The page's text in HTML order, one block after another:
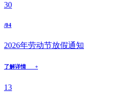
30
/04
2026年劳动节放假通知
了解详情 +
13